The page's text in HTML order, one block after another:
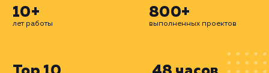
разрабатываем и реализуем
таргетированной рекламы, которые
затратами.